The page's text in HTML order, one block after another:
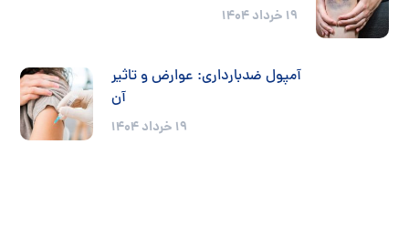
۱۹ خرداد ۱۴۰۴
آمپول ضدبارداری: عوارض و تاثیر
آن
۱۹ خرداد ۱۴۰۴